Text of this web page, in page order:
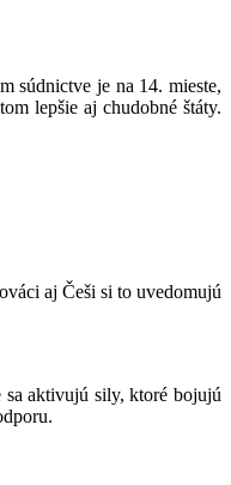
súdnictve je na 14. mieste,
lepšie aj chudobné štáty.
aj Češi si to uvedomujú
sa aktivujú sily, ktoré bojujú